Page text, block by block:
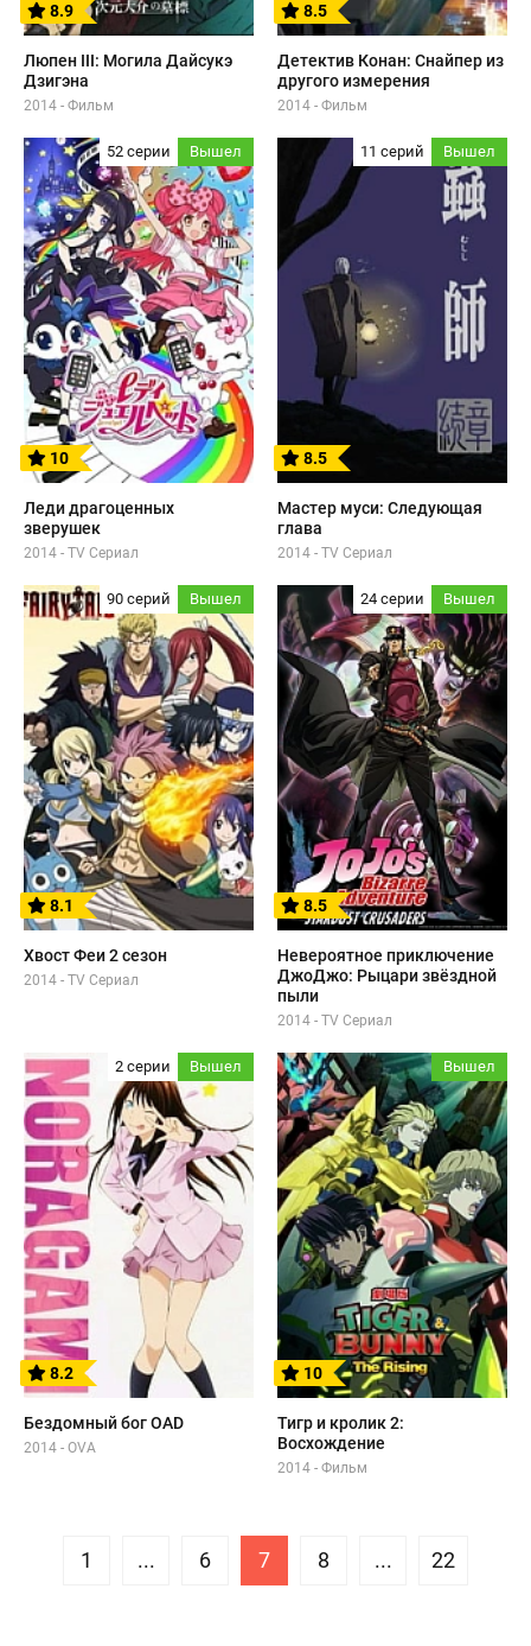
8.9
Люпен III: Могила Дайсукэ
Дзигэна
2014 - Фильм
8.5
Детектив Конан: Снайпер из
другого измерения
2014 - Фильм
52 серии Вышел
10
Леди драгоценных
зверушек
2014 - TV Сериал
11 серий Вышел
8.5
Мастер муси: Следующая
глава
2014 - TV Сериал
90 серий Вышел
8.1
Хвост Феи 2 сезон
2014 - TV Сериал
24 серии Вышел
8.5
Невероятное приключение
ДжоДжо: Рыцари звёздной
пыли
2014 - TV Сериал
2 серии Вышел
8.2
Бездомный бог OAD
2014 - OVA
Вышел
10
Тигр и кролик 2:
Восхождение
2014 - Фильм
1 ... 6 7 8 ... 22